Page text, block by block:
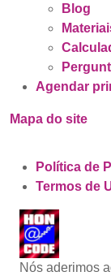
Blog
Agendar
Mapa do site
Política de
Termos de
Nós aderimos